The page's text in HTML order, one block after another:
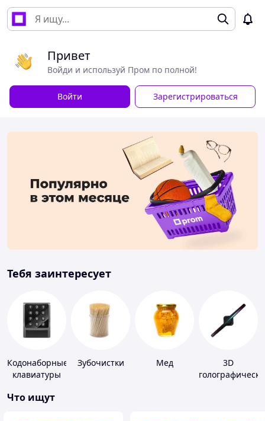
Привет
Войди и используй Пром по полной!
Войти Зарегистрироваться
Тебя заинтересует
Кодонаборные
клавиатуры
Зубочистки Мед
3D
Что ищут